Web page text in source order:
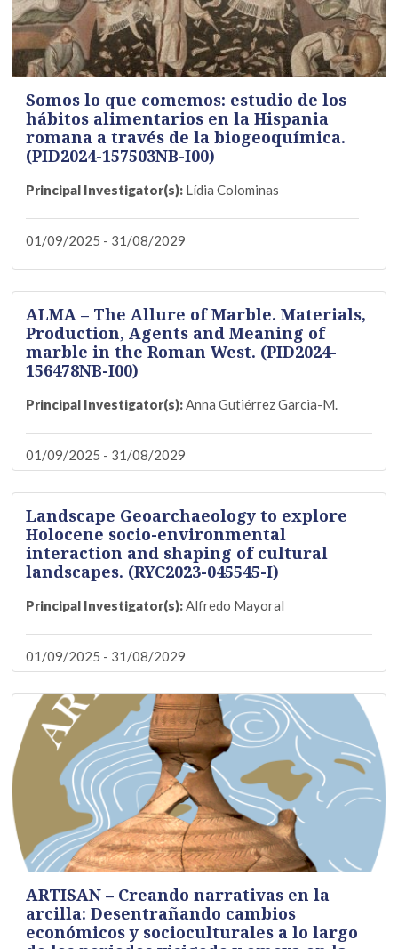
Somos lo que comemos: estudio de los
hábitos alimentarios en la Hispania
romana a través de la biogeoquímica.
(PID2024-157503NB-I00)
Principal Investigator(s): Lídia Colominas
01/09/2025 - 31/08/2029
ALMA – The Allure of Marble. Materials,
Production, Agents and Meaning of
marble in the Roman West. (PID2024-
156478NB-I00)
Principal Investigator(s):Anna Gutiérrez Garcia-M.
01/09/2025 - 31/08/2029
Landscape Geoarchaeology to explore
Holocene socio-environmental
interaction and shaping of cultural
landscapes. (RYC2023-045545-I)
Principal Investigator(s):Alfredo Mayoral
01/09/2025 - 31/08/2029
ARTISAN – Creando narrativas en la
arcilla: Desentrañando cambios
económicos y socioculturales a lo largo